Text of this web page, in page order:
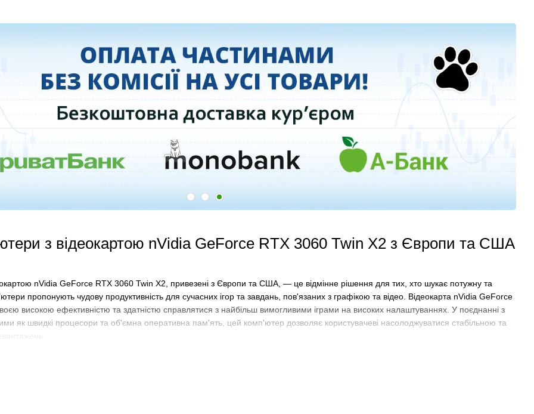
з відеокартою nVidia GeForce RTX 3060 Twin X2 з Європи та США
nVidia GeForce RTX 3060 Twin X2, привезені з Європи та США, — це відмінне рішення для тих, хто шукає потужну та
пропонують чудову продуктивність для сучасних ігор та завдань, пов'язаних з графікою та відео. Відеокарта nVidia GeForce
високою ефективністю та здатністю справлятися з найбільш вимогливими іграми на високих налаштуваннях. У поєднанні з
як швидкі процесори та об'ємна оперативна пам'ять, цей комп'ютер дозволяє користувачеві насолоджуватися стабільною та